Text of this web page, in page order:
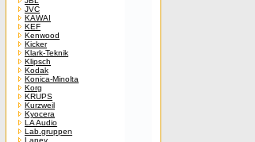
JVC
KAWAI
KEF
Kenwood
Kicker
Klark-Teknik
Klipsch
Kodak
Konica-Minolta
Korg
KRUPS
Kurzweil
Kyocera
LA Audio
Lab.gruppen
Laney